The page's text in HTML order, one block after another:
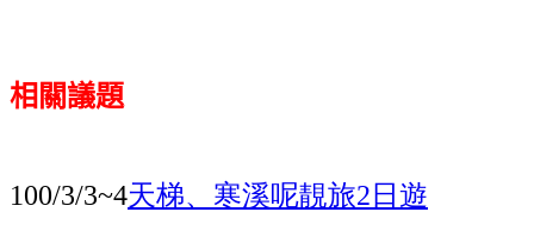
相關議題
100/3/3~4天梯、寒溪呢靚旅2日遊